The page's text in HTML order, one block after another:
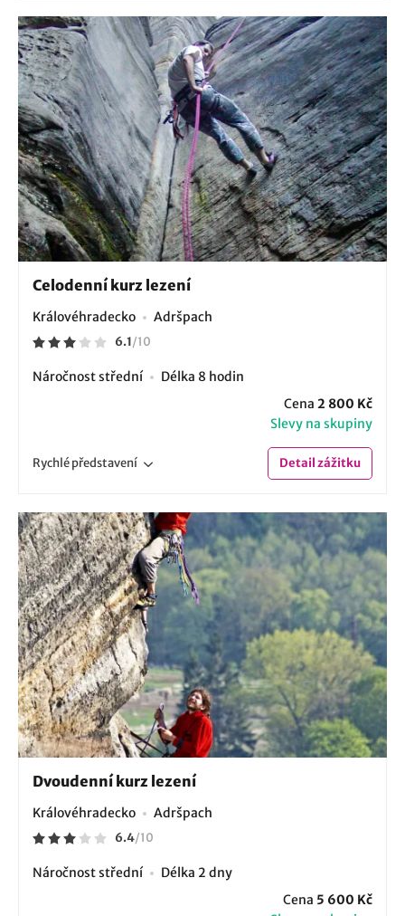
Celodenní kurz lezení
Královéhradecko Adršpach
6.1/10
Náročnost střední
Délka 8 hodin
Cena 2 800 Kč
Slevy na skupiny
Rychlépředstavení Detailzážitku
Dvoudenní kurz lezení
Královéhradecko Adršpach
6.4/10
Náročnost střední
Délka 2 dny
Cena 5 600 Kč